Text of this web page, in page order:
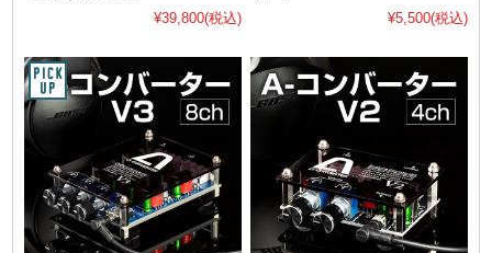
¥39,800(税込)
¥5,500(税込)